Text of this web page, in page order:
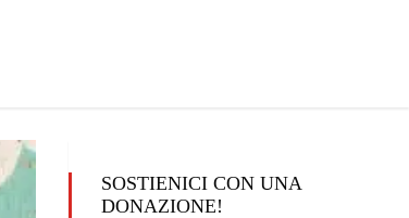
SOSTIENICI CON UNA
DONAZIONE!